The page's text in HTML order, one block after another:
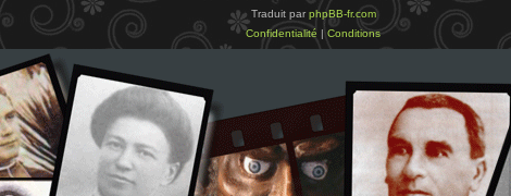
Traduit par phpBB-fr.com
Confidentialité | Conditions